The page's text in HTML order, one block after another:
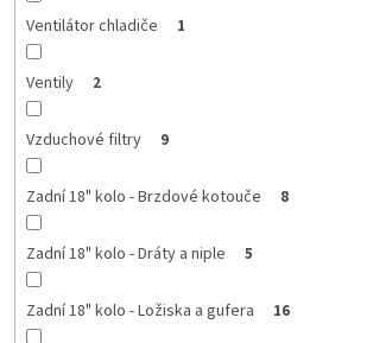
Ventilátor chladiče 1
Ventily 2
Vzduchové filtry 9
Zadní 18" kolo - Brzdové kotouče 8
Zadní 18" kolo - Dráty a niple 5
Zadní 18" kolo - Ložiska a gufera 16